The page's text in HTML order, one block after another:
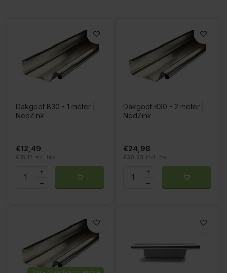
Dakgoot B30 - 1 meter |
NedZink
€12,49
€15,11 Incl. btw
Dakgoot B30 - 2 meter |
NedZink
€24,98
€30,23 Incl. btw